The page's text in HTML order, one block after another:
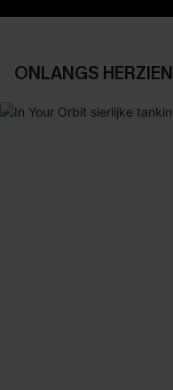
ONLANGS HERZIEN